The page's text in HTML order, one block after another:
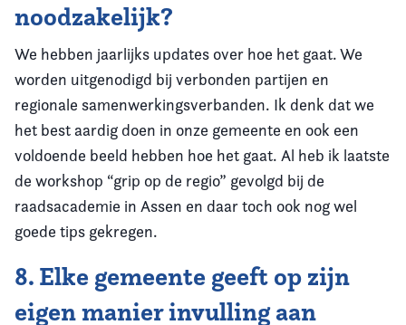
noodzakelijk?
We hebben jaarlijks updates over hoe het gaat. We
worden uitgenodigd bij verbonden partijen en
regionale samenwerkingsverbanden. Ik denk dat we
het best aardig doen in onze gemeente en ook een
voldoende beeld hebben hoe het gaat. Al heb ik laatste
de workshop “grip op de regio” gevolgd bij de
raadsacademie in Assen en daar toch ook nog wel
goede tips gekregen.
8. Elke gemeente geeft op zijn
eigen manier invulling aan